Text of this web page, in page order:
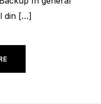
din […]